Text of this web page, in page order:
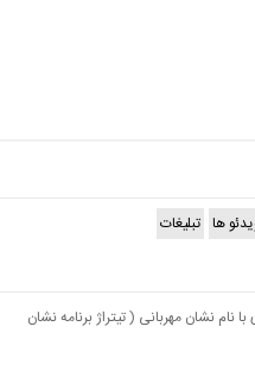
ها تبلیغات
نشان مهربانی ( تیتراژ برنامه نشان